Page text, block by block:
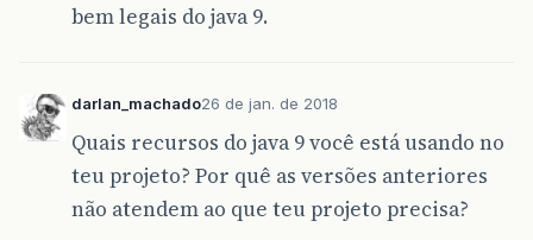
bem legais do java 9.
darlan_machado26 de jan. de 2018
Quais recursos do java 9 você está usando no
teu projeto? Por quê as versões anteriores
não atendem ao que teu projeto precisa?